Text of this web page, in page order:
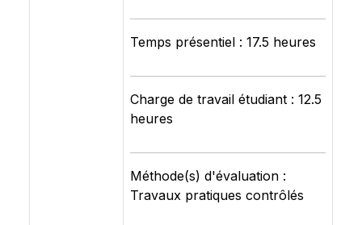
Temps présentiel : 17.5 heures
Charge de travail étudiant : 12.5
heures
Méthode(s) d'évaluation :
Travaux pratiques contrôlés